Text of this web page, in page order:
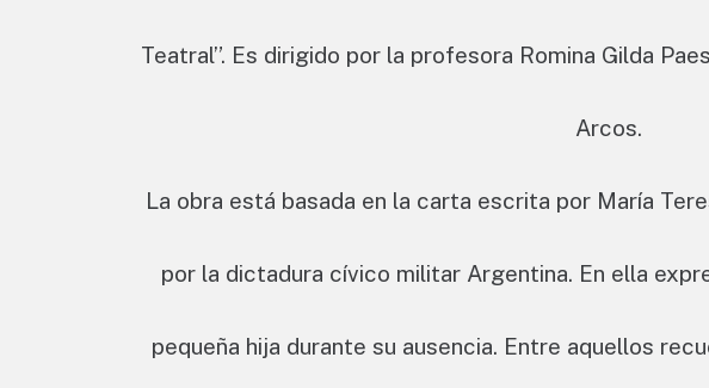
Teatral”. Es dirigido por la profesora Romina Gilda
Arcos.
La obra está basada en la carta escrita por María
por la dictadura cívico militar Argentina. En ella
pequeña hija durante su ausencia. Entre aquellos